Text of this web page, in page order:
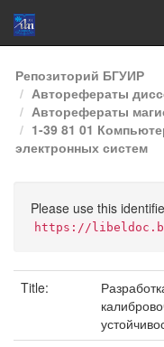
Skip
navigation
Репозиторий БГУИР
Авторефераты
Авторефераты
1-39 81 01
электронных систем
Please use this
https://
Title: